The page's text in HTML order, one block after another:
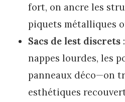
fort, on ancre les
piquets métalliques
Sacs de lest discrets
nappes lourdes, les
panneaux déco—on
esthétiques